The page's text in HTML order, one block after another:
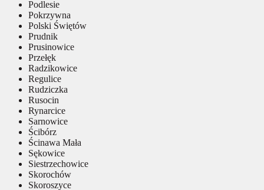
Podlesie
Pokrzywna
Polski Świętów
Prudnik
Prusinowice
Przełęk
Radzikowice
Regulice
Rudziczka
Rusocin
Rynarcice
Sarnowice
Ścibórz
Ścinawa Mała
Sękowice
Siestrzechowice
Skorochów
Skoroszyce